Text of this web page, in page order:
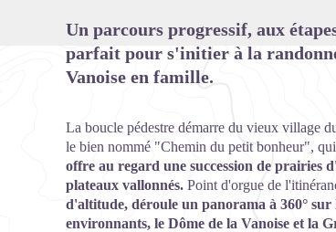
Un parcours progressif, aux
parfait pour s'initier à la
Vanoise en famille.
La boucle pédestre démarre du vieux village
le bien nommé "Chemin du petit bonheur",
offre au regard une succession de prairies
plateaux vallonnés. Point d'orgue de
d'altitude, déroule un panorama à 360°
environnants, le Dôme de la Vanoise et la